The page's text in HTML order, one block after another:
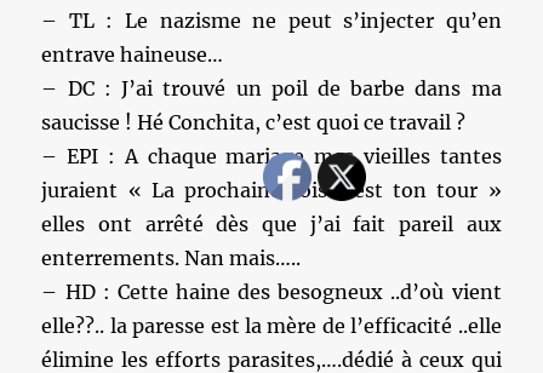
– TL : Le nazisme ne peut s’injecter qu’en
entrave haineuse…
– DC : J’ai trouvé un poil de barbe dans ma
saucisse ! Hé Conchita, c’est quoi ce travail ?
– EPI : A chaque mariage mes vieilles tantes
juraient « La prochaine fois c’est ton tour »
elles ont arrêté dès que j’ai fait pareil aux
enterrements. Nan mais…..
– HD : Cette haine des besogneux ..d’où vient
elle??.. la paresse est la mère de l’efficacité ..elle
élimine les efforts parasites,….dédié à ceux qui